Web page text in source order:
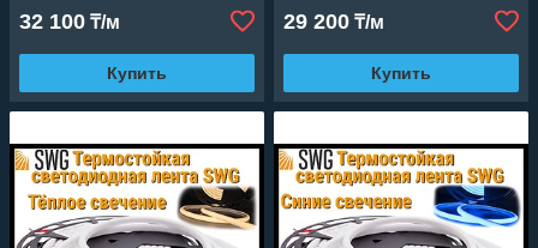
32 100 ₸/м
Купить
29 200 ₸/м
Купить